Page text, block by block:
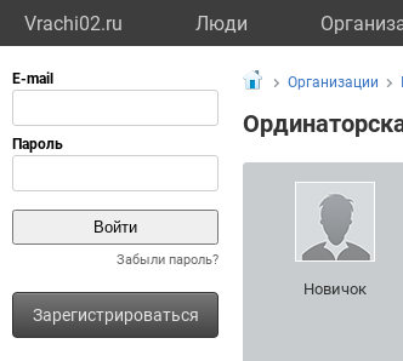
Vrachi02.ru Люди
Забыли пароль?
Зарегистрироваться
Организации
Новичок